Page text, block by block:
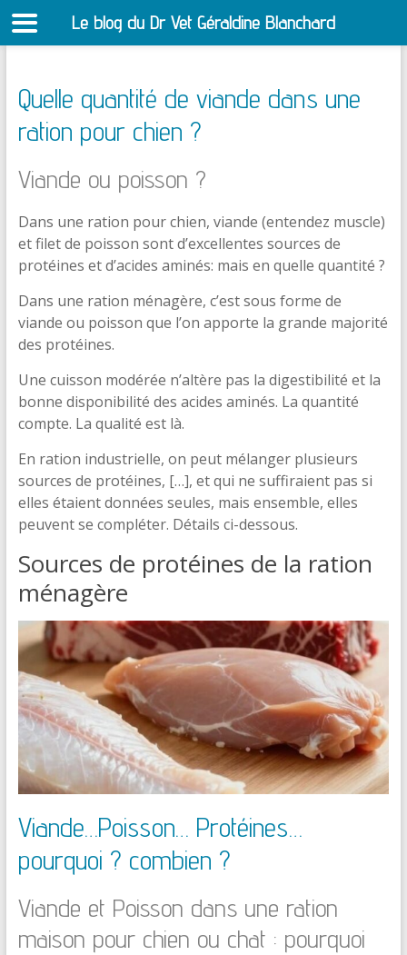
Quelle quantité de viande dans une
ration pour chien ?
Viande ou poisson ?
Dans une ration pour chien, viande (entendez muscle)
et filet de poisson sont d’excellentes sources de
protéines et d’acides aminés: mais en quelle quantité ?
Dans une ration ménagère, c’est sous forme de
viande ou poisson que l’on apporte la grande majorité
des protéines.
Une cuisson modérée n’altère pas la digestibilité et la
bonne disponibilité des acides aminés. La quantité
compte. La qualité est là.
En ration industrielle, on peut mélanger plusieurs
sources de protéines, […], et qui ne suffiraient pas si
elles étaient données seules, mais ensemble, elles
peuvent se compléter. Détails ci-dessous.
Sources de protéines de la ration
ménagère
Viande…Poisson… Protéines…
pourquoi ? combien ?
Viande et Poisson dans une ration
maison pour chien ou chat : pourquoi
Le blog du Dr Vet Géraldine Blanchard